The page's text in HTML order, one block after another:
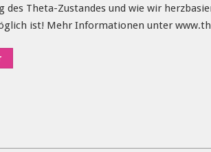
Theta-Zustandes und wie wir
ist! Mehr Informationen unter